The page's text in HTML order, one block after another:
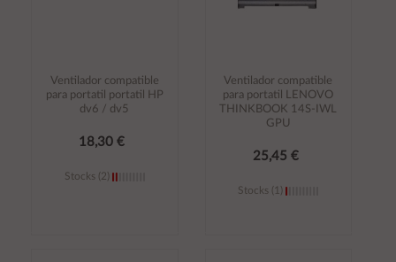
Ventilador compatible
para portatil portatil HP
dv6 / dv5
18,30 €
Stocks (2)
Ventilador compatible
para portatil LENOVO
THINKBOOK 14S-IWL
GPU
25,45 €
Stocks (1)